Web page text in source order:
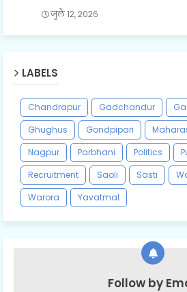
जुलै १२, २०२६
LABELS
Chandrapur Gadchandur
Ghughus
Gondpipari
Nagpur
Parbhani Politics
Recruitment
Saoli Sasti
Warora
Yavatmal
Follow by